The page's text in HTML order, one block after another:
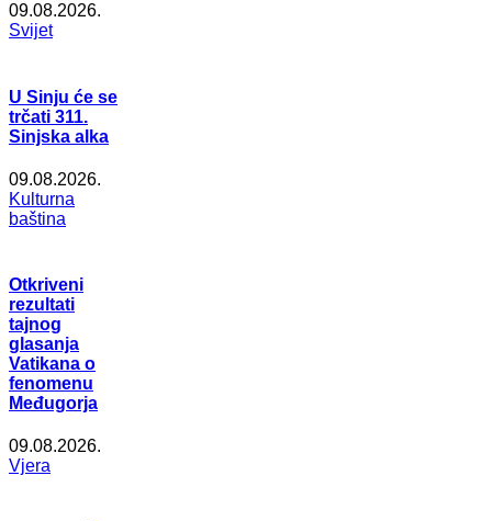
09.08.2026.
Svijet
U Sinju će se
trčati 311.
Sinjska alka
09.08.2026.
Kulturna
baština
Otkriveni
rezultati
tajnog
glasanja
Vatikana o
fenomenu
Međugorja
09.08.2026.
Vjera